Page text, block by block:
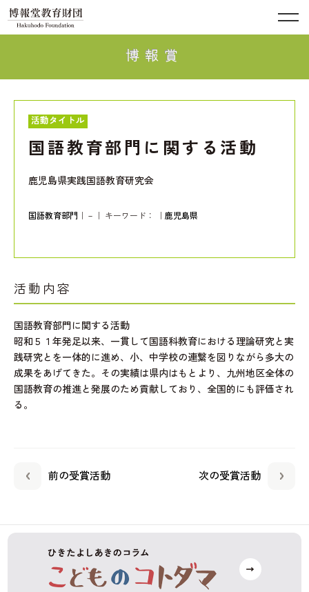
博報賞
活動タイトル
国語教育部門に関する活動
鹿児島県実践国語教育研究会
国語教育部門 ｜－｜ キーワード： 鹿児島県
活動内容
国語教育部門に関する活動
昭和５１年発足以来、一貫して国語科教育における理論研究と実
践研究とを一体的に進め、小、中学校の連繋を図りながら多大の
成果をあげてきた。その実績は県内はもとより、九州地区全体の
国語教育の推進と発展のため貢献しており、全国的にも評価され
る。
前の受賞活動 次の受賞活動